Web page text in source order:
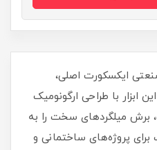
بر 30 اینچ صنعتی ایکسکورت اصلی،
ابزار با طراحی ارگونومیک
برش میلگرد‌های سخت را به
پروژه‌های ساختمانی و